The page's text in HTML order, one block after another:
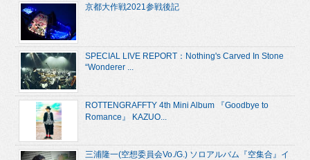
京都大作戦2021参戦後記
SPECIAL LIVE REPORT：Nothing's Carved In Stone
“Wonderer ...
ROTTENGRAFFTY 4th Mini Album 『Goodbye to
Romance』 KAZUO...
三浦隆一(空想委員会Vo./G.) ソロアルバム『空集合』イ